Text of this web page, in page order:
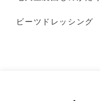
ビーツドレッシング